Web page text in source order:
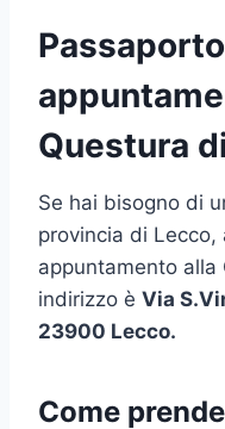
Questura
Se hai bisogno di
provincia di
appuntamento alla
indirizzo è Via
23900 Lecco.
Come